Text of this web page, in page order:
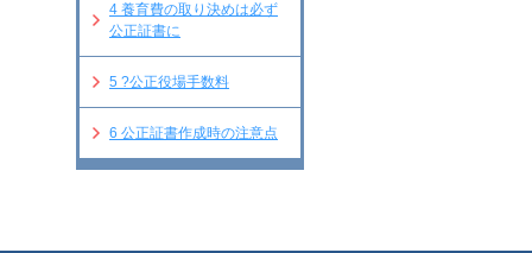
4 養育費の取り決めは必ず
公正証書に
5 ?公正役場手数料
6 公正証書作成時の注意点